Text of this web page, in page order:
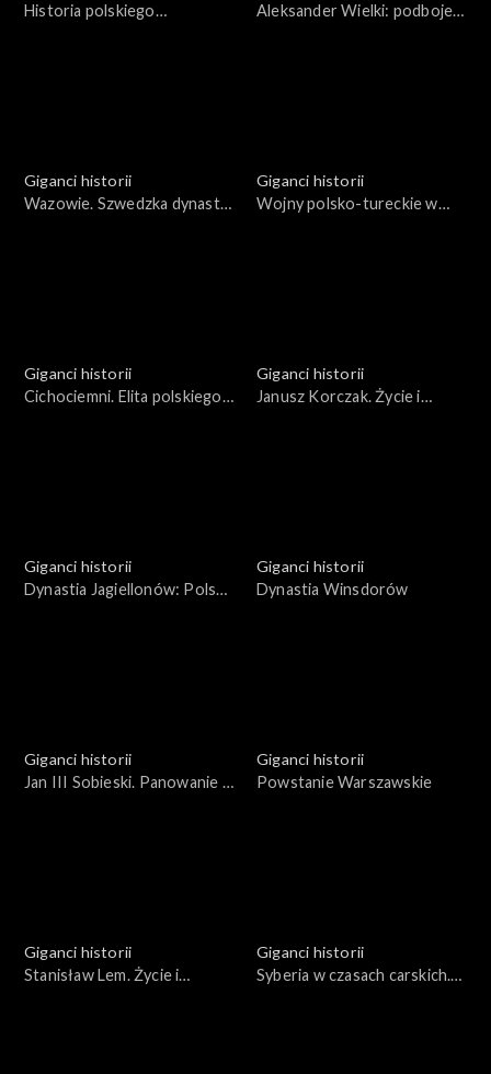
Historia polskiego
Aleksander Wielki: podboje i
Giganci historii
Wazowie. Szwedzka dynastia
Giganci historii
Wojny polsko-tureckie w
Giganci historii
Cichociemni. Elita polskiego
Giganci historii
Janusz Korczak. Życie i
Giganci historii
Dynastia Jagiellonów: Polska
Giganci historii
Dynastia Winsdorów
Giganci historii
Jan III Sobieski. Panowanie w
Giganci historii
Powstanie Warszawskie
Giganci historii
Stanisław Lem. Życie i
Giganci historii
Syberia w czasach carskich.